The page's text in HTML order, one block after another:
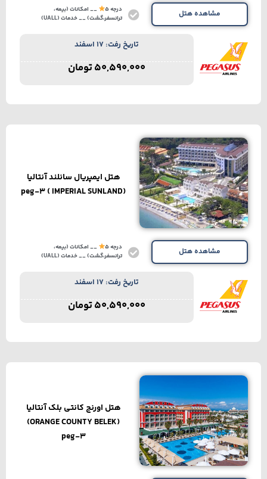
مشاهده هتل درجه 5
__ امکانات (بیمه،
ترانسفر،گشت) __ خدمات (UALL)
تاریخ رفت: 17 اسفند
50,590,000تومان
هتل ایمپریال سانلند آنتالیا
(IMPERIAL SUNLAND ) peg-3
مشاهده هتل درجه 5
__ امکانات (بیمه،
ترانسفر،گشت) __ خدمات (UALL)
تاریخ رفت: 17 اسفند
50,590,000تومان
هتل اورنج کانتی بلک آنتالیا
(ORANGE COUNTY BELEK)
peg-3